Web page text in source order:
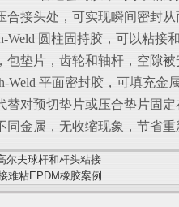
合接头处，可实现瞬间密封从
Weld 圆柱固持胶，可以粘接
包垫片，齿轮和轴杆，空隙被
Weld 平面密封胶，可填充
替对预切垫片或压合垫片固
同金属，无收缩现象，节省重
尔夫球杆和杆头粘接
难粘EPDM橡胶案例